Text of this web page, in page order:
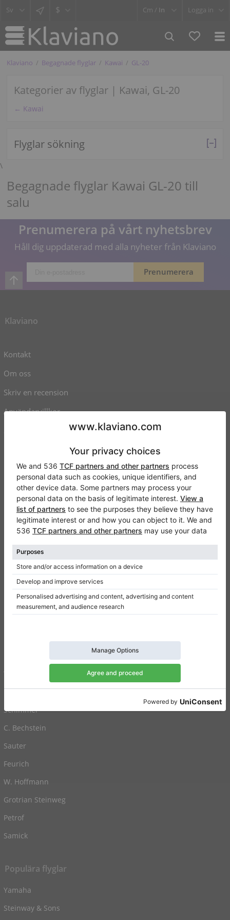
$ Cm / In Logga in
Klaviano Begagnade flyglar Kawai GL-20
Kategorier av flyglar | Kawai, GL-20
← Kawai
Flyglar sökning
\
Begagnade flyglar Kawai GL-20 till
salu
Prenumerera på vårt nyhetsbrev
Håll dig uppdaterad med alla nyheter från Klaviano
Klaviano
Kontakt
Om oss
Skriv en recension
Användarvillkor
Inställningar för samtycke
Genvägar
Upprätt pianon till salu
Flyglar till salu
Begagnade pianon
Begagnade flyglar
Lägga till en lista
Blog
Yamaha
Kawai
Schimmel
C. Bechstein
Sauter
Feurich
W. Hoffmann
Grotrian Steinweg
Petrof
Samick
Populära flyglar
Yamaha
Steinway & Sons